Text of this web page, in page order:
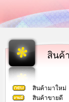
สินค้า
สินค้ามาใหม่
สินค้าขายดี